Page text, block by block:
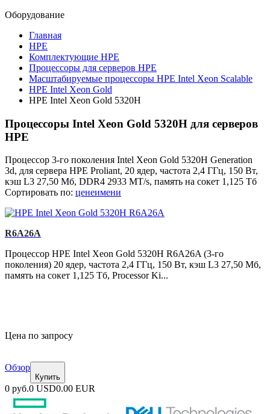
Оборудование
Главная
HPE
Комплектующие HPE
Процессоры для серверов HPE
Масштабируемые процессоры HPE Intel Xeon Scalable
HPE Intel Xeon Gold
HPE Intel Xeon Gold 5320H
Процессоры Intel Xeon Gold 5320H для серверов
HPE
Процессор 3-го поколения Intel Xeon Gold 5320H Generation
3d, для сервера HPE Proliant, 20 ядер, частота 2,4 ГГц, 150 Вт,
кэш L3 27,50 Мб, DDR4 2933 MT/s, память на сокет 1,125 Тб
Сортировать по: ценеимени
R6A26A
Процессор HPE Intel Xeon Gold 5320H R6A26A (3-го
поколения) 20 ядер, частота 2,4 ГГц, 150 Вт, кэш L3 27,50 Мб,
память на сокет 1,125 Тб, Processor Ki...
Цена по запросу
Обзор
Купить
0 руб.0 USD0.00 EUR